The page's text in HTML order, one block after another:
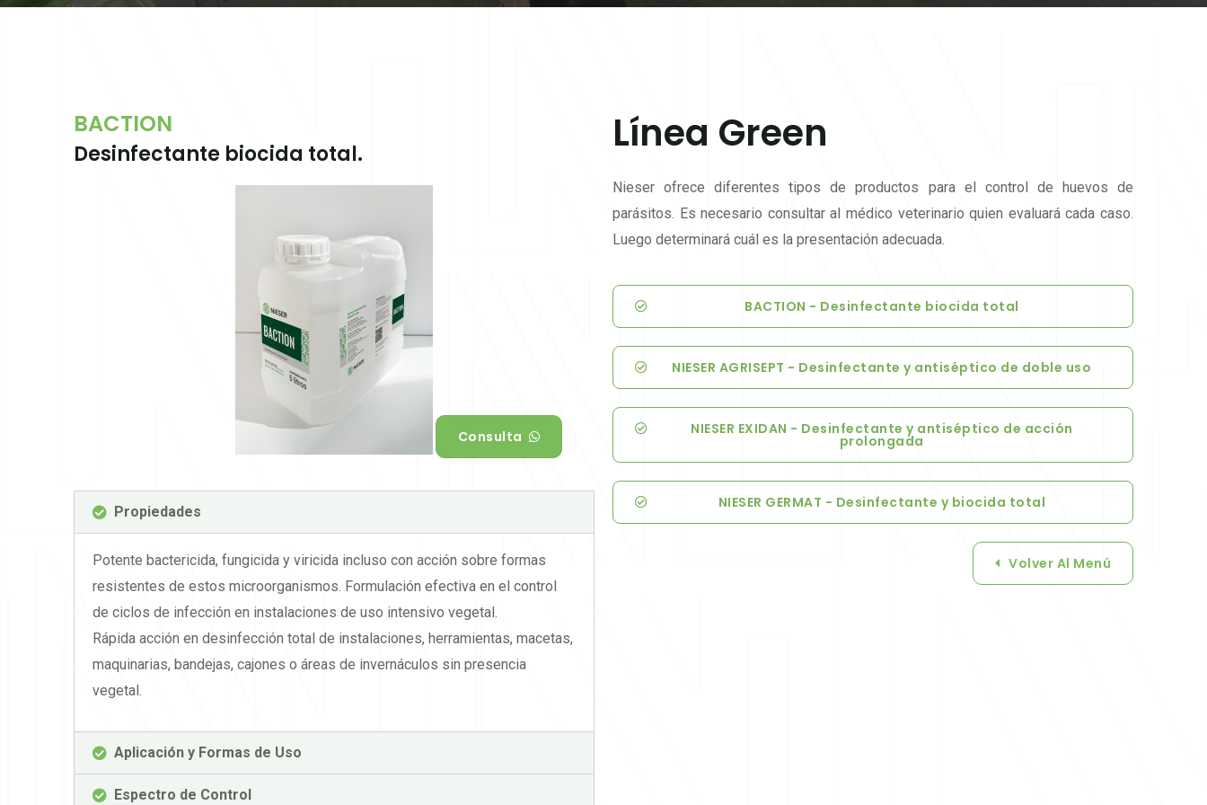
BACTION
Desinfectante biocida total.
Consulta
Propiedades
Potente bactericida, fungicida y viricida incluso con acción sobre formas
resistentes de estos microorganismos. Formulación efectiva en el control
de ciclos de infección en instalaciones de uso intensivo vegetal.
Rápida acción en desinfección total de instalaciones, herramientas, macetas,
maquinarias, bandejas, cajones o áreas de invernáculos sin presencia
vegetal.
Aplicación y Formas de Uso
Espectro de Control
Línea Green
Nieser ofrece diferentes tipos de productos para el control de huevos de
parásitos. Es necesario consultar al médico veterinario quien evaluará cada caso.
Luego determinará cuál es la presentación adecuada.
BACTION - Desinfectante biocida total
NIESER AGRISEPT - Desinfectante y antiséptico de doble uso
NIESER EXIDAN - Desinfectante y antiséptico de acción
prolongada
NIESER GERMAT - Desinfectante y biocida total
Volver Al Menú